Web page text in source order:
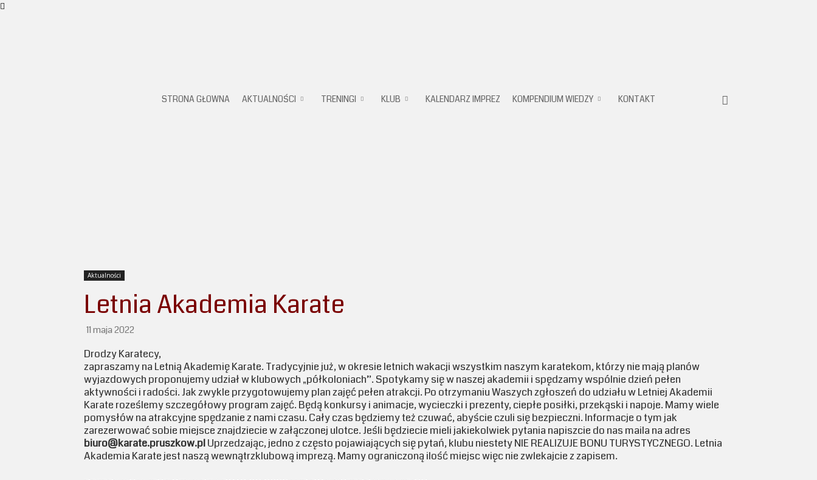
STRONA GŁOWNA AKTUALNOŚCI TRENINGI KLUB KALENDARZ IMPREZ KOMPENDIUM WIEDZY KONTAKT
Aktualności
Letnia Akademia Karate
11 maja 2022
Drodzy Karatecy,
zapraszamy na Letnią Akademię Karate. Tradycyjnie już, w okresie letnich wakacji wszystkim naszym karatekom, którzy nie mają planów
wyjazdowych proponujemy udział w klubowych „półkoloniach”. Spotykamy się w naszej akademii i spędzamy wspólnie dzień pełen
aktywności i radości. Jak zwykle przygotowujemy plan zajęć pełen atrakcji. Po otrzymaniu Waszych zgłoszeń do udziału w Letniej Akademii
Karate roześlemy szczegółowy program zajęć. Będą konkursy i animacje, wycieczki i prezenty, ciepłe posiłki, przekąski i napoje. Mamy wiele
pomysłów na atrakcyjne spędzanie z nami czasu. Cały czas będziemy też czuwać, abyście czuli się bezpieczni. Informacje o tym jak
zarezerwować sobie miejsce znajdziecie w załączonej ulotce. Jeśli będziecie mieli jakiekolwiek pytania napiszcie do nas maila na adres
biuro@karate.pruszkow.plUprzedzając, jedno z często pojawiających się pytań, klubu niestety NIE REALIZUJE BONU TURYSTYCZNEGO. Letnia
Akademia Karate jest naszą wewnątrzklubową imprezą. Mamy ograniczoną ilość miejsc więc nie zwlekajcie z zapisem.